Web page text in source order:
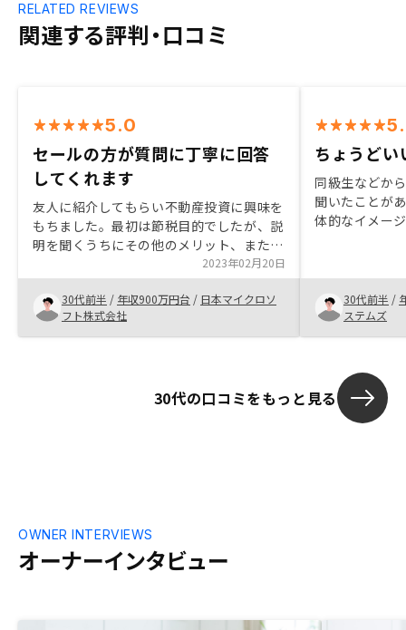
関連する評判・口コミ
RELATED REVIEWS
5.0
セールの方が質問に丁寧に回答
してくれます
友人に紹介してもらい不動産投資に興味を
もちました。最初は節税目的でしたが、説
明を聞くうちにその他のメリット、またデ
メリットも理解でき不動産の投資を始めよ
うと決断しました。また複数企業の話を聞
きましたが、RENOSYの担当者の方は不動
産投資の初心者である私からの質問にとて
も丁寧に対応いただき安心してお付き合い
2023年02月20日
30代前半 / 年収900万円台 / 日本マイクロソ
フト株式会社
ちょうどい
同級生などか
聞いたことが
体的なイメー
ょこCMで見る
まり信用して
信頼出来るル
るようになり
いっぱいだが
ートもあるの
30代前半 /
ステムズ
30代の口コミをもっと見る
オーナーインタビュー
OWNER INTERVIEWS